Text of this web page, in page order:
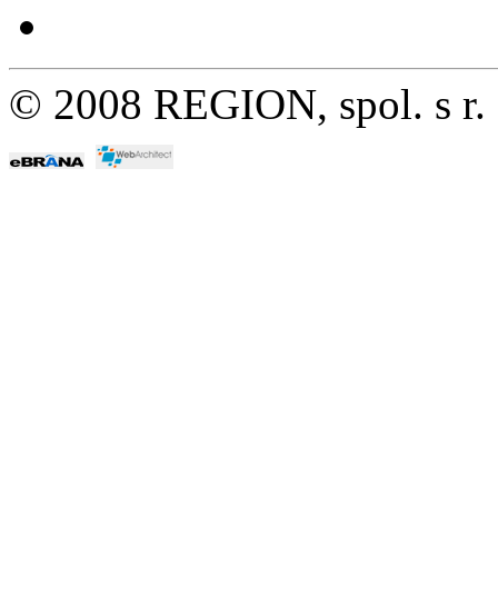
© 2008 REGION, spol. s